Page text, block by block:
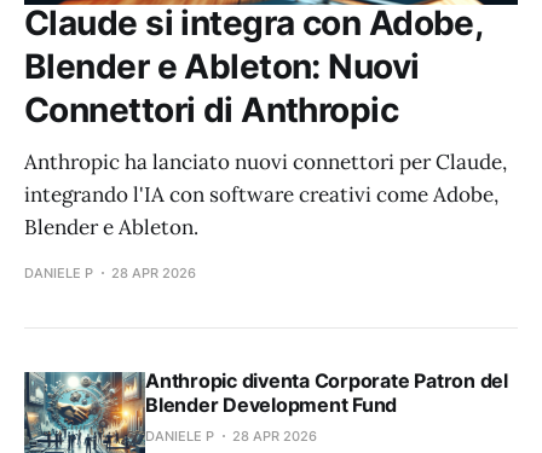
Claude si integra con Adobe,
Blender e Ableton: Nuovi
Connettori di Anthropic
Anthropic ha lanciato nuovi connettori per Claude,
integrando l'IA con software creativi come Adobe,
Blender e Ableton.
DANIELE P 28 APR 2026
Anthropic diventa Corporate Patron del
Blender Development Fund
DANIELE P 28 APR 2026